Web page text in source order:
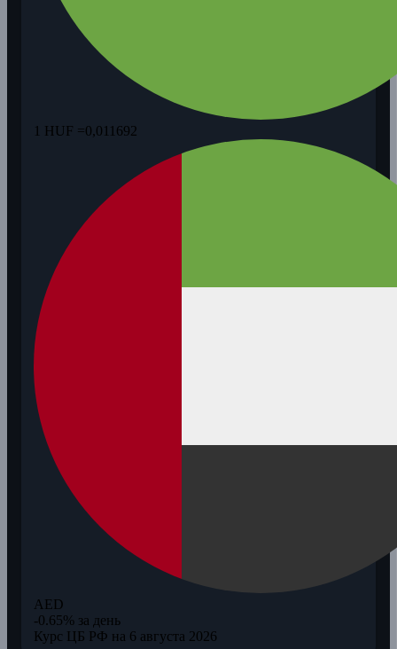
1 HUF =0,011692
AED
-0.65% за день
Курс ЦБ РФ на 6 августа 2026